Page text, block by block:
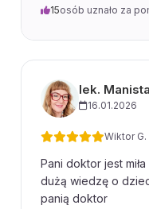
15osób uznało za
lek.
16.01.2026
Wiktor G.
Pani doktor jest
dużą wiedzę o
panią doktor